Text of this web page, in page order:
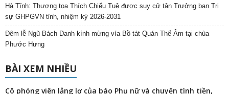
Hà Tĩnh: Thượng tọa Thích Chiếu Tuệ được suy cử tân Trưởng ban Trị
sự GHPGVN tỉnh, nhiệm kỳ 2026-2031
Đêm lễ Ngũ Bách Danh kính mừng vía Bồ tát Quán Thế Âm tại chùa
Phước Hưng
BÀI XEM NHIỀU
Cô phóng viên lẳng lơ của báo Phụ nữ và chuyện tình tiền,